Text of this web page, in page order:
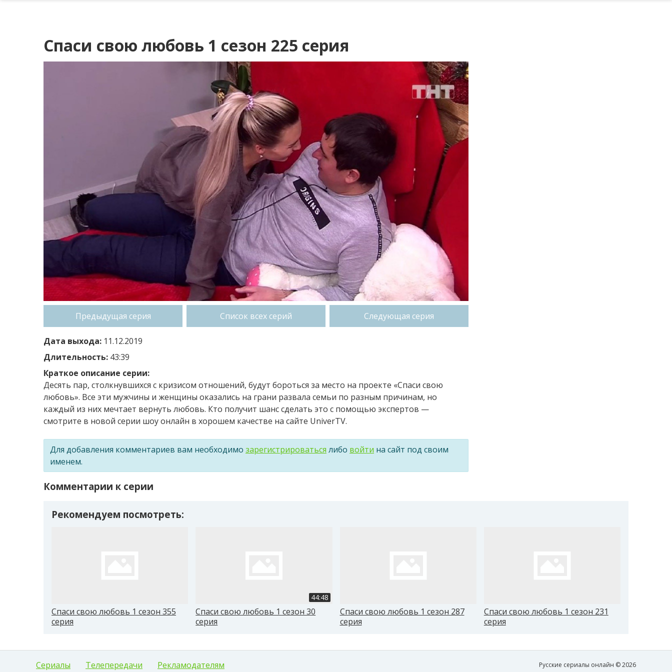
Спаси свою любовь 1 сезон 225 серия
Предыдущая серия Список всех серий Следующая серия
Дата выхода: 11.12.2019
Длительность: 43:39
Краткое описание серии:
Десять пар, столкнувшихся с кризисом отношений, будут бороться за место на проекте «Спаси свою
любовь». Все эти мужчины и женщины оказались на грани развала семьи по разным причинам, но
каждый из них мечтает вернуть любовь. Кто получит шанс сделать это с помощью экспертов —
смотрите в новой серии шоу онлайн в хорошем качестве на сайте UniverTV.
Для добавления комментариев вам необходимо зарегистрироваться либо войти на сайт под своим
именем.
Комментарии к серии
Рекомендуем посмотреть:
Спаси свою любовь 1 сезон 355
серия
44:48
Спаси свою любовь 1 сезон 30
серия
Спаси свою любовь 1 сезон 287
серия
Спаси свою любовь 1 сезон 231
серия
Сериалы Телепередачи Рекламодателям Русские сериалы онлайн © 2026